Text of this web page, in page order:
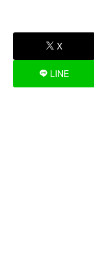
X
LINE